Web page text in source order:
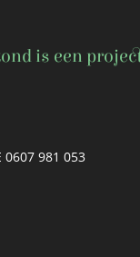
is een
0607 981 053